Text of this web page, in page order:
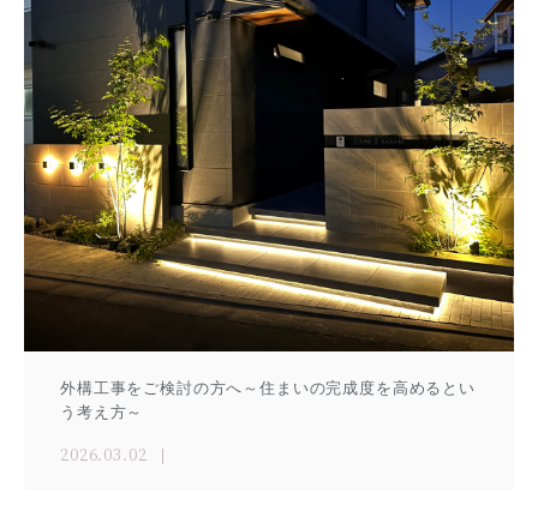
外構工事をご検討の方へ～住まいの完成度を高めるとい
う考え方～
2026.03.02